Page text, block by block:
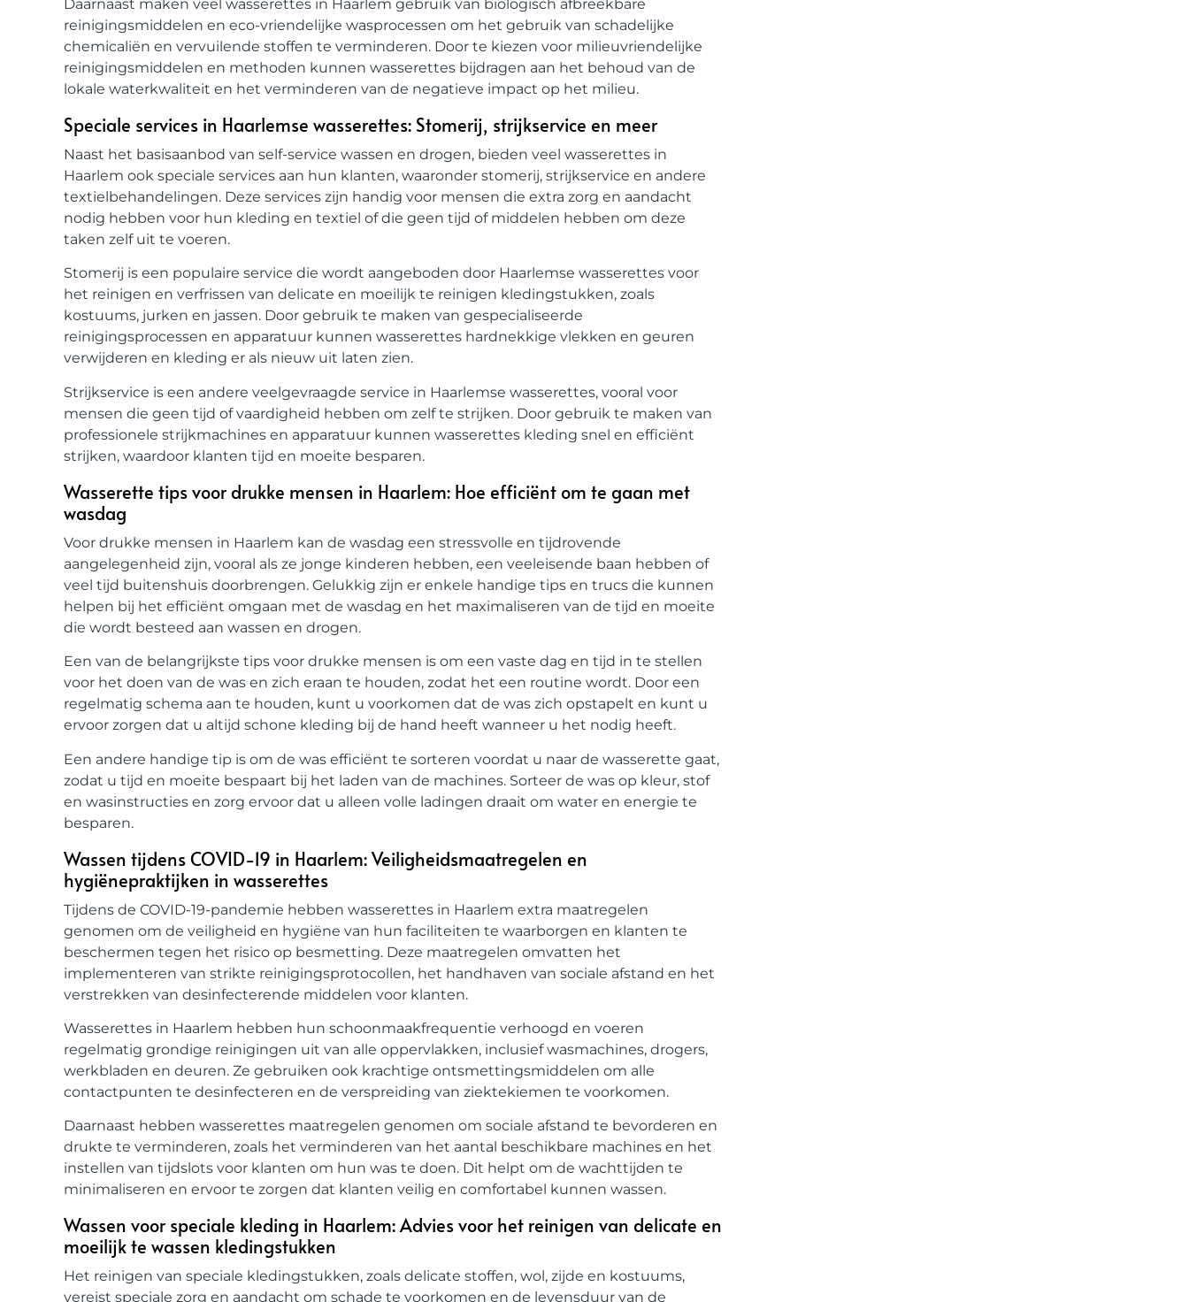
Daarnaast maken veel wasserettes in Haarlem gebruik van biologisch afbreekbare
reinigingsmiddelen en eco-vriendelijke wasprocessen om het gebruik van schadelijke
chemicaliën en vervuilende stoffen te verminderen. Door te kiezen voor milieuvriendelijke
reinigingsmiddelen en methoden kunnen wasserettes bijdragen aan het behoud van de
lokale waterkwaliteit en het verminderen van de negatieve impact op het milieu.
Speciale services in Haarlemse wasserettes: Stomerij, strijkservice en meer
Naast het basisaanbod van self-service wassen en drogen, bieden veel wasserettes in
Haarlem ook speciale services aan hun klanten, waaronder stomerij, strijkservice en andere
textielbehandelingen. Deze services zijn handig voor mensen die extra zorg en aandacht
nodig hebben voor hun kleding en textiel of die geen tijd of middelen hebben om deze
taken zelf uit te voeren.
Stomerij is een populaire service die wordt aangeboden door Haarlemse wasserettes voor
het reinigen en verfrissen van delicate en moeilijk te reinigen kledingstukken, zoals
kostuums, jurken en jassen. Door gebruik te maken van gespecialiseerde
reinigingsprocessen en apparatuur kunnen wasserettes hardnekkige vlekken en geuren
verwijderen en kleding er als nieuw uit laten zien.
Strijkservice is een andere veelgevraagde service in Haarlemse wasserettes, vooral voor
mensen die geen tijd of vaardigheid hebben om zelf te strijken. Door gebruik te maken van
professionele strijkmachines en apparatuur kunnen wasserettes kleding snel en efficiënt
strijken, waardoor klanten tijd en moeite besparen.
Wasserette tips voor drukke mensen in Haarlem: Hoe efficiënt om te gaan met
wasdag
Voor drukke mensen in Haarlem kan de wasdag een stressvolle en tijdrovende
aangelegenheid zijn, vooral als ze jonge kinderen hebben, een veeleisende baan hebben of
veel tijd buitenshuis doorbrengen. Gelukkig zijn er enkele handige tips en trucs die kunnen
helpen bij het efficiënt omgaan met de wasdag en het maximaliseren van de tijd en moeite
die wordt besteed aan wassen en drogen.
Een van de belangrijkste tips voor drukke mensen is om een ​​vaste dag en tijd in te stellen
voor het doen van de was en zich eraan te houden, zodat het een routine wordt. Door een
regelmatig schema aan te houden, kunt u voorkomen dat de was zich opstapelt en kunt u
ervoor zorgen dat u altijd schone kleding bij de hand heeft wanneer u het nodig heeft.
Een andere handige tip is om de was efficiënt te sorteren voordat u naar de wasserette gaat,
zodat u tijd en moeite bespaart bij het laden van de machines. Sorteer de was op kleur, stof
en wasinstructies en zorg ervoor dat u alleen volle ladingen draait om water en energie te
besparen.
Wassen tijdens COVID-19 in Haarlem: Veiligheidsmaatregelen en
hygiënepraktijken in wasserettes
Tijdens de COVID-19-pandemie hebben wasserettes in Haarlem extra maatregelen
genomen om de veiligheid en hygiëne van hun faciliteiten te waarborgen en klanten te
beschermen tegen het risico op besmetting. Deze maatregelen omvatten het
implementeren van strikte reinigingsprotocollen, het handhaven van sociale afstand en het
verstrekken van desinfecterende middelen voor klanten.
Wasserettes in Haarlem hebben hun schoonmaakfrequentie verhoogd en voeren
regelmatig grondige reinigingen uit van alle oppervlakken, inclusief wasmachines, drogers,
werkbladen en deuren. Ze gebruiken ook krachtige ontsmettingsmiddelen om alle
contactpunten te desinfecteren en de verspreiding van ziektekiemen te voorkomen.
Daarnaast hebben wasserettes maatregelen genomen om sociale afstand te bevorderen en
drukte te verminderen, zoals het verminderen van het aantal beschikbare machines en het
instellen van tijdslots voor klanten om hun was te doen. Dit helpt om de wachttijden te
minimaliseren en ervoor te zorgen dat klanten veilig en comfortabel kunnen wassen.
Wassen voor speciale kleding in Haarlem: Advies voor het reinigen van delicate en
moeilijk te wassen kledingstukken
Het reinigen van speciale kledingstukken, zoals delicate stoffen, wol, zijde en kostuums,
vereist speciale zorg en aandacht om schade te voorkomen en de levensduur van de